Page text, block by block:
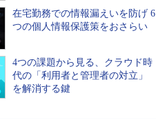
在宅勤務での情報漏えいを防げ 6
つの個人情報保護策をおさらい
4つの課題から見る、クラウド時
代の「利用者と管理者の対立」
を解消する鍵